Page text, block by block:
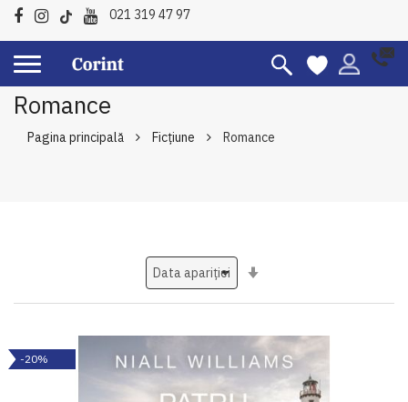
021 319 47 97
Romance
Pagina principală Ficțiune Romance
-20%